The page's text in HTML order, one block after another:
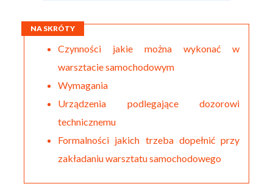
NA SKRÓTY
Czynności jakie można wykonać w
warsztacie samochodowym
Wymagania
Urządzenia podlegające dozorowi
technicznemu
Formalności jakich trzeba dopełnić przy
zakładaniu warsztatu samochodowego